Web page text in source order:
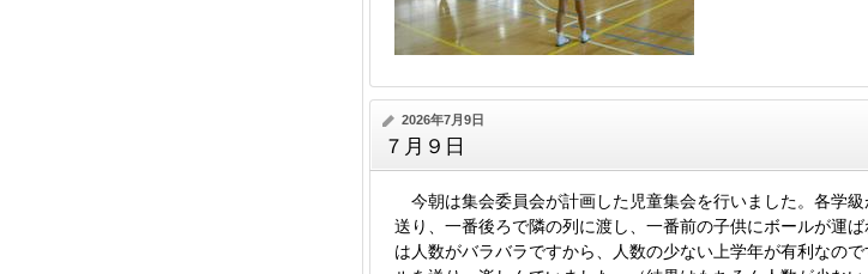
2026年7月9日
７月９日
今朝は集会委員会が計画した児童集会を行いました。各学
送り、一番後ろで隣の列に渡し、一番前の子供にボールが運
は人数がバラバラですから、人数の少ない上学年が有利なの